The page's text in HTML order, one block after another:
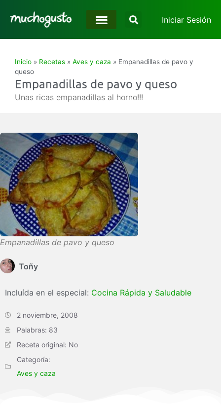
Iniciar Sesión
Inicio » Recetas » Aves y caza » Empanadillas de pavo y
queso
Empanadillas de pavo y queso
Unas ricas empanadillas al horno!!!
Empanadillas de pavo y queso
Toñy
Incluída en el especial: Cocina Rápida y Saludable
2 noviembre, 2008
Palabras: 83
Receta original: No
Categoría:
Aves y caza